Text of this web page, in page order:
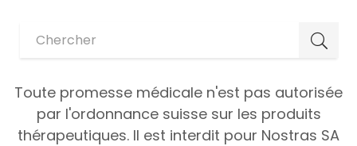
Toute promesse médicale n'est pas autorisée
par l'ordonnance suisse sur les produits
thérapeutiques. Il est interdit pour Nostras SA